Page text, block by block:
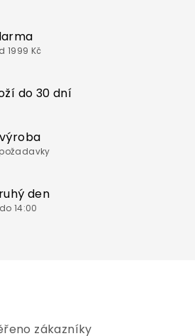
1999 Kč
do 30 dní
den
14:00
zákazníky